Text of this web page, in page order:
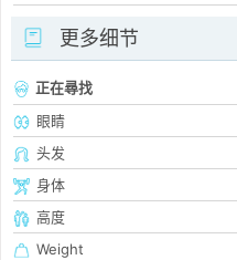
更多细节
正在尋找
眼睛
头发
身体
高度
Weight